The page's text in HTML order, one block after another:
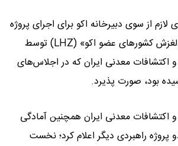
از سوی دبیرخانه اکو برای اجرای پروژه
«زون‌بندی خطر زمین‌لغزش کشورهای عضو اکو» (LHZ) توسط
اکتشافات معدنی ایران که در اجلاس‌های
بود، صورت پذیرد.
اکتشافات معدنی ایران همچنین آمادگی
پروژه راهبردی دیگر اعلام کرد؛ نخست